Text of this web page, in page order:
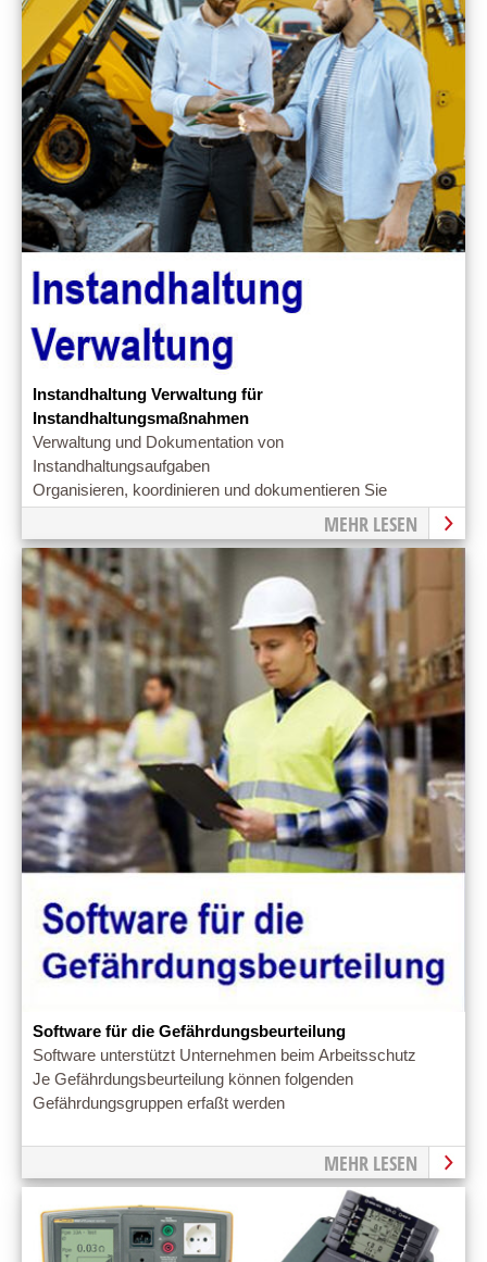
Instandhaltung Verwaltung für
Instandhaltungsmaßnahmen
Verwaltung und Dokumentation von
Instandhaltungsaufgaben
Organisieren, koordinieren und dokumentieren Sie
Wartungs- und InstandhaltungsmaßnahmenMEHR LESEN
Software für die Gefährdungsbeurteilung
Software unterstützt Unternehmen beim Arbeitsschutz
Je Gefährdungsbeurteilung können folgenden
Gefährdungsgruppen erfaßt werden
MEHR LESEN